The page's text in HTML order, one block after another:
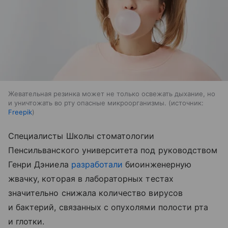
Жевательная резинка может не только освежать дыхание, но
и уничтожать во рту опасные микроорганизмы.
источник:
Freepik
Специалисты Школы стоматологии
Пенсильванского университета под руководством
Генри Дэниела разработали биоинженерную
жвачку, которая в лабораторных тестах
значительно снижала количество вирусов
и бактерий, связанных с опухолями полости рта
и глотки.